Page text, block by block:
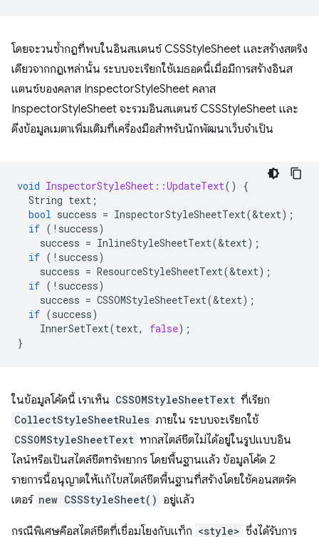
โดยจะวนซ้ำกฎที่พบในอินสแตนซ์ CSSStyleSheet และสร้างสตริง
เดียวจากกฎเหล่านั้น ระบบจะเรียกใช้เมธอดนี้เมื่อมีการสร้างอินส
แตนซ์ของคลาส InspectorStyleSheet คลาส
InspectorStyleSheet จะรวมอินสแตนซ์ CSSStyleSheet และ
ดึงข้อมูลเมตาเพิ่มเติมที่เครื่องมือสำหรับนักพัฒนาเว็บจําเป็น
void InspectorStyleSheet::UpdateText()
{
String text ;
bool success = InspectorStyleSheetText(&text);
if ( ! success)
success = InlineStyleSheetText(&text);
if ( ! success)
success = ResourceStyleSheetText(&text);
if ( ! success)
success = CSSOMStyleSheetText(&text);
if (success)
InnerSetText(text, false);
}
ในข้อมูลโค้ดนี้ เราเห็น CSSOMStyleSheetText ที่เรียก
CollectStyleSheetRules ภายใน ระบบจะเรียกใช้
CSSOMStyleSheetText หากสไตล์ชีตไม่ได้อยู่ในรูปแบบอิน
ไลน์หรือเป็นสไตล์ชีตทรัพยากร โดยพื้นฐานแล้ว ข้อมูลโค้ด 2
รายการนี้อนุญาตให้แก้ไขสไตล์ชีตพื้นฐานที่สร้างโดยใช้คอนสตรัค
เตอร์ new CSSStyleSheet() อยู่แล้ว
กรณีพิเศษคือสไตล์ชีตที่เชื่อมโยงกับแท็ก <style> ซึ่งได้รับการ